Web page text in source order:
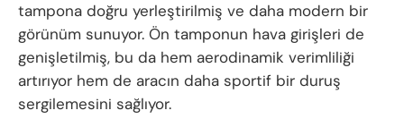
tampona doğru yerleştirilmiş ve daha modern bir
görünüm sunuyor. Ön tamponun hava girişleri de
genişletilmiş, bu da hem aerodinamik verimliliği
artırıyor hem de aracın daha sportif bir duruş
sergilemesini sağlıyor.